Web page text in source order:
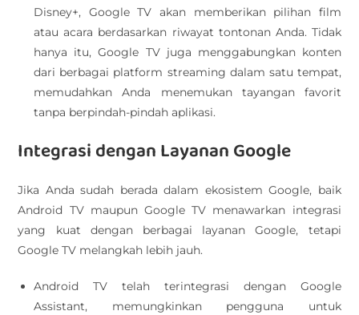
Disney+, Google TV akan memberikan pilihan film
atau acara berdasarkan riwayat tontonan Anda. Tidak
hanya itu, Google TV juga menggabungkan konten
dari berbagai platform streaming dalam satu tempat,
memudahkan Anda menemukan tayangan favorit
tanpa berpindah-pindah aplikasi.
Integrasi dengan Layanan Google
Jika Anda sudah berada dalam ekosistem Google, baik
Android TV maupun Google TV menawarkan integrasi
yang kuat dengan berbagai layanan Google, tetapi
Google TV melangkah lebih jauh.
Android TV telah terintegrasi dengan Google
Assistant, memungkinkan pengguna untuk